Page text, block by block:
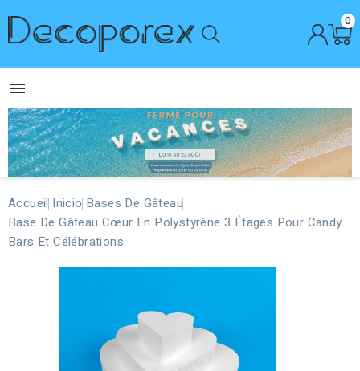
0

Accueil Inicio Bases De Gâteau
Base De Gâteau Cœur En Polystyrène 3 Étages Pour Candy
Bars Et Célébrations